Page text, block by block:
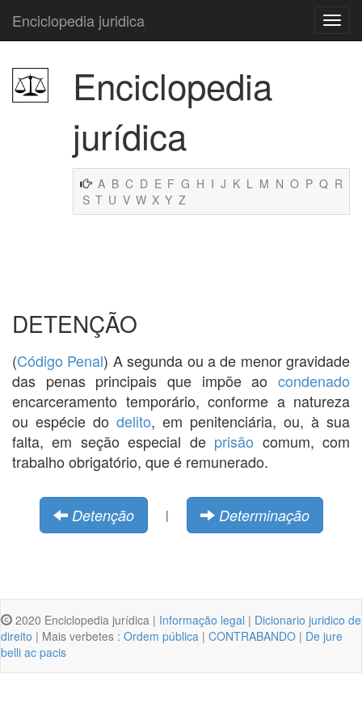
Enciclopedia juridica
Enciclopedia
jurídica
A B C D E F G H I J K L M N O P Q R
S T U V W X Y Z
DETENÇÃO
(Código Penal) A segunda ou a de menor gravidade
das penas principais que impõe ao condenado
encarceramento temporário, conforme a natureza
ou espécie do delito, em penitenciária, ou, à sua
falta, em seção especial de prisão comum, com
trabalho obrigatório, que é remunerado.
Detenção | Determinação
2020 Enciclopedia jurídica | Informação legal | Dicionario juridico de
direito | Mais verbetes : Ordem pública | CONTRABANDO | De jure
belli ac pacis